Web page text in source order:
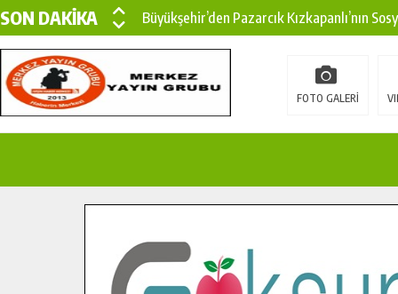
SON DAKİKA
Büyükşehir’den Pazarcık Kızkapanlı’nın
Büyükşehir’den Pazarcık Kırsalına Modern
Çin’den KSÜ’ye Uluslararası Başarı:
İlçe Jandarma Komutanı Karakaya’dan
FOTO GALERİ